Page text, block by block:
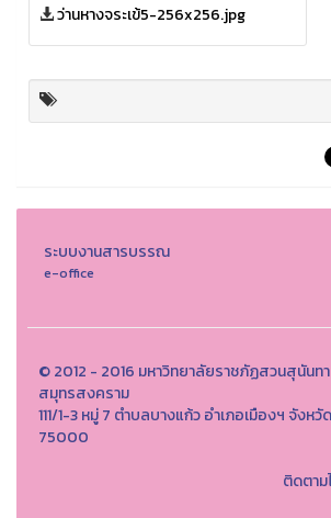
ว่านหางจระเข้5-256x256.jpg
ระบบงานสารบรรณ
e-office
© 2012 - 2016 มหาวิทยาลัยราชภัฏสวนสุนันทา
สมุทรสงคราม
111/1-3 หมู่ 7 ตำบลบางแก้ว อำเภอเมืองฯ จังห
75000
ติดตาม